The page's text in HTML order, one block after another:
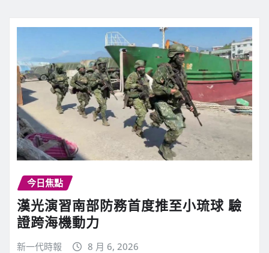
今日焦點
漢光演習南部防務首度推至小琉球 驗
證跨海機動力
新一代時報 8 月 6, 2026